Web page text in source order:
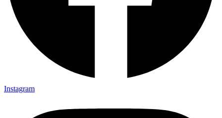
Instagram